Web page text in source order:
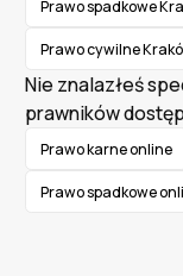
Prawo spadkowe
Prawo cywilne
Nie znalazłeś
prawników
Prawo karne online
Prawo spadkowe